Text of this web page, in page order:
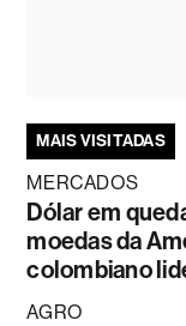
MAIS VISITADAS
MERCADOS
Dólar em
moedas da
colombiano
AGRO